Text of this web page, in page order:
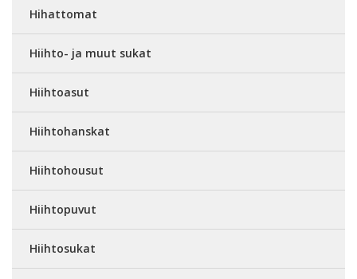
Hihattomat
Hiihto- ja muut sukat
Hiihtoasut
Hiihtohanskat
Hiihtohousut
Hiihtopuvut
Hiihtosukat